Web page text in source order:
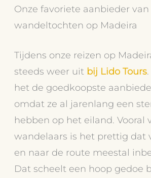
Onze favoriete aanbieder van
wandeltochten op Madeira
Tijdens onze reizen op
steeds weer uit bij Lido Tours
het de goedkoopste
omdat ze al jarenlang een
hebben op het eiland. Vooral
wandelaars is het prettig dat
en naar de route meestal
Dat scheelt een hoop gedoe